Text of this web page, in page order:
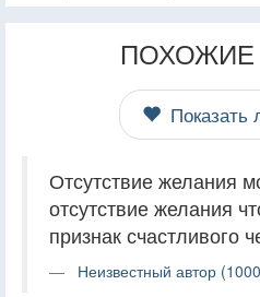
ПОХОЖИЕ
Показать
Отсутствие желания
отсутствие желания
признак счастливого
Неизвестный автор